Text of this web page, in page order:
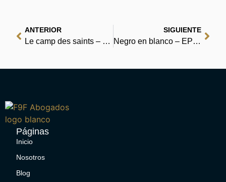
ANTERIOR
Le camp des saints – PDF Livre
SIGUIENTE
Negro en blanco – EPUB PDF
Páginas
Inicio
Nosotros
Blog